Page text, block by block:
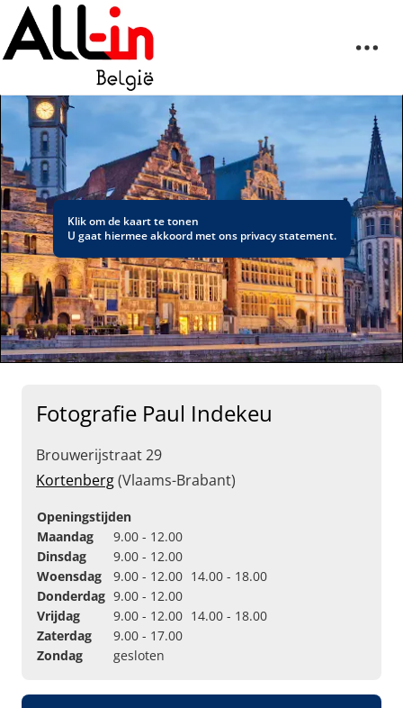
Klik om de kaart te tonen
U gaat hiermee akkoord met ons privacy statement.
Fotografie Paul Indekeu
Brouwerijstraat 29
Kortenberg(Vlaams-Brabant)
Openingstijden
Maandag
9.00 - 12.00
Dinsdag
9.00 - 12.00
Woensdag
9.00 - 12.00 14.00 - 18.00
Donderdag 9.00 - 12.00
Vrijdag
9.00 - 12.00 14.00 - 18.00
Zaterdag
9.00 - 17.00
Zondag
gesloten